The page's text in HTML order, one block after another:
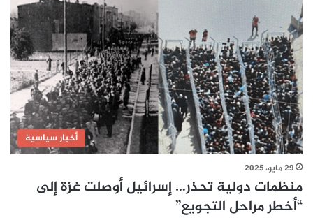
أخبار سياسية
29 مايو، 2025
منظمات دولية تحذر… إسرائيل أوصلت غزة إلى
“أخطر مراحل التجويع”